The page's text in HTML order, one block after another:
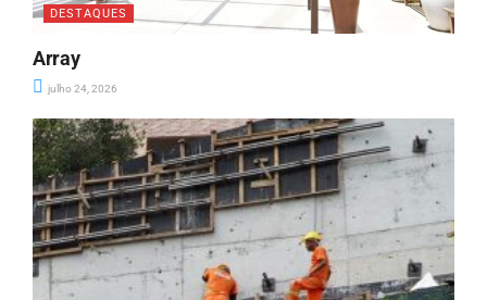
DESTAQUES
Array
julho 24, 2026